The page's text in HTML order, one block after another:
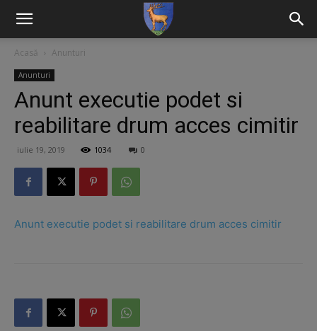
Acasă Anunturi
Anunturi
Anunt executie podet si
reabilitare drum acces cimitir
iulie 19, 2019 1034 0
Anunt executie podet si reabilitare drum acces cimitir